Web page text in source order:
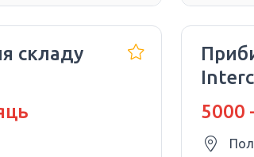
складу
5000